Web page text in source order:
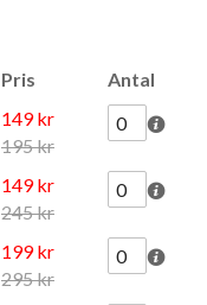
Pris
Antal
149 kr
195 kr
149 kr
245 kr
199 kr
295 kr